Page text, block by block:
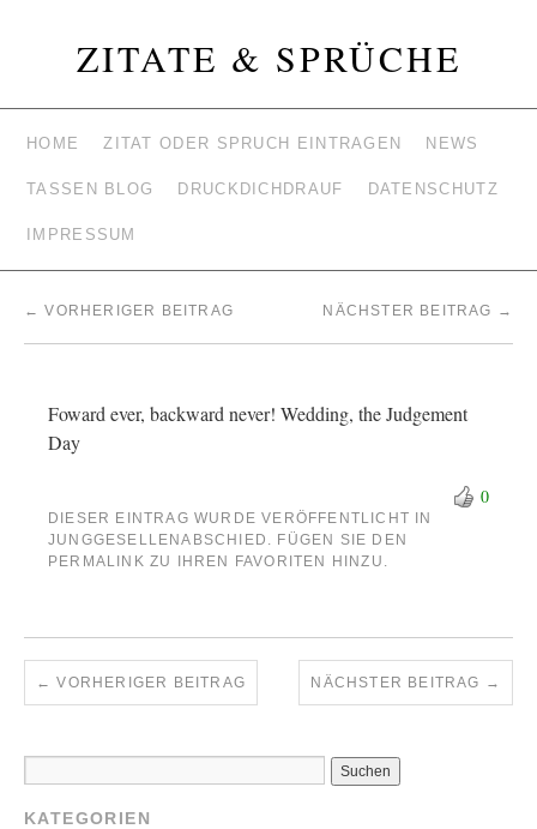
ZITATE & SPRÜCHE
HOME ZITAT ODER SPRUCH EINTRAGEN NEWS
TASSEN BLOG DRUCKDICHDRAUF DATENSCHUTZ
IMPRESSUM
← VORHERIGER BEITRAG NÄCHSTER BEITRAG →
Foward ever, backward never! Wedding, the Judgement
Day
0
DIESER EINTRAG WURDE VERÖFFENTLICHT IN
JUNGGESELLENABSCHIED . FÜGEN SIE DEN
PERMALINK ZU IHREN FAVORITEN HINZU.
← VORHERIGER BEITRAG NÄCHSTER BEITRAG →
KATEGORIEN